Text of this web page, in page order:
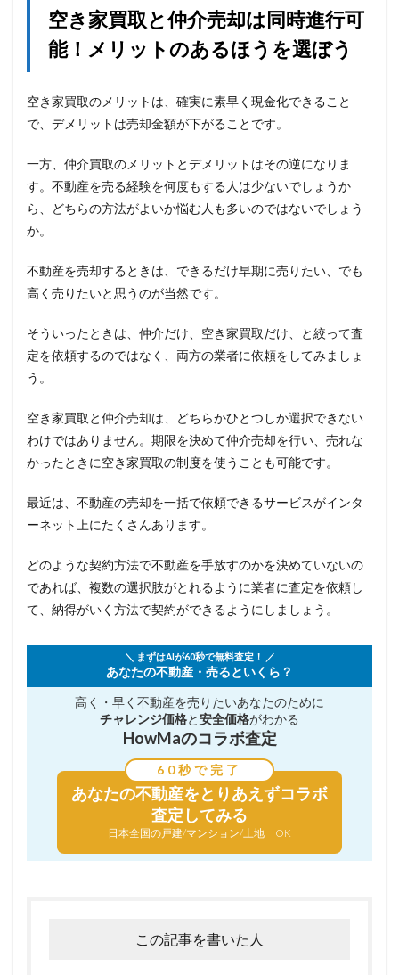
空き家買取と仲介売却は同時進行可
能！メリットのあるほうを選ぼう
空き家買取のメリットは、確実に素早く現金化できること
で、デメリットは売却金額が下がることです。
一方、仲介買取のメリットとデメリットはその逆になりま
す。不動産を売る経験を何度もする人は少ないでしょうか
ら、どちらの方法がよいか悩む人も多いのではないでしょう
か。
不動産を売却するときは、できるだけ早期に売りたい、でも
高く売りたいと思うのが当然です。
そういったときは、仲介だけ、空き家買取だけ、と絞って査
定を依頼するのではなく、両方の業者に依頼をしてみましょ
う。
空き家買取と仲介売却は、どちらかひとつしか選択できない
わけではありません。期限を決めて仲介売却を行い、売れな
かったときに空き家買取の制度を使うことも可能です。
最近は、不動産の売却を一括で依頼できるサービスがインタ
ーネット上にたくさんあります。
どのような契約方法で不動産を手放すのかを決めていないの
であれば、複数の選択肢がとれるように業者に査定を依頼し
て、納得がいく方法で契約ができるようにしましょう。
＼ まずはAIが60秒で無料査定！ ／
あなたの不動産・売るといくら？
高く・早く不動産を売りたいあなたのために
チャレンジ価格と安全価格がわかる
HowMaのコラボ査定
60秒で完了
あなたの不動産をとりあえずコラボ
査定してみる
日本全国の戸建/マンション/土地 OK
この記事を書いた人